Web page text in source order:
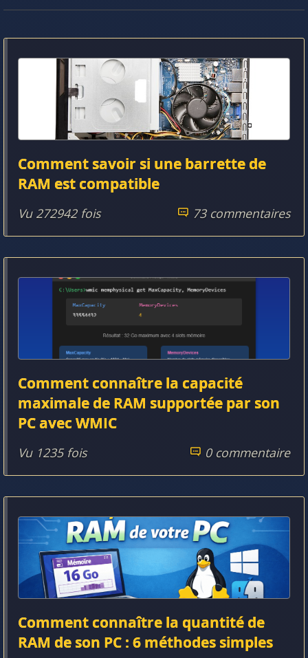
Comment savoir si une barrette de
RAM est compatible
Vu 272942 fois 73 commentaires
Comment connaître la capacité
maximale de RAM supportée par son
PC avec WMIC
Vu 1235 fois 0 commentaire
Comment connaître la quantité de
RAM de son PC : 6 méthodes simples